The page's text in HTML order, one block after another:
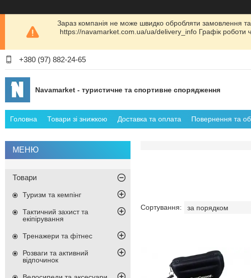
Зараз компанія не може швидко обробляти замовлення
https://navamarket.com.ua/ua/delivery_info Графік
+380 (97) 882-24-65
Navamarket - туристичне та спортивне спорядження
Головна Товари зі знижкою Доставка та оплата Повернення та
Товари
Туризм та кемпінг
Тактичний захист та
екіпірування
Тренажери та фітнес
Розваги та активний
відпочинок